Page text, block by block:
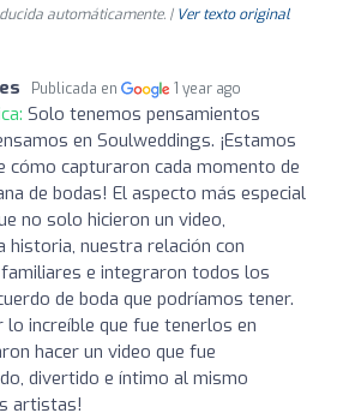
automáticamente. | Ver texto original
Publicada en 1 year ago
Solo tenemos pensamientos
en Soulweddings. ¡Estamos
cómo capturaron cada momento de
de bodas! El aspecto más especial
no solo hicieron un video,
historia, nuestra relación con
e integraron todos los
de boda que podríamos tener.
lo increíble que fue tenerlos en
hacer un video que fue
divertido e íntimo al mismo
artistas!